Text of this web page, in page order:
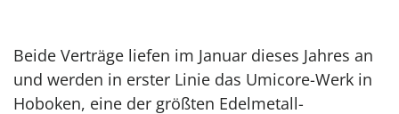
Beide Verträge liefen im Januar dieses Jahres an
und werden in erster Linie das Umicore-Werk in
Hoboken, eine der größten Edelmetall-